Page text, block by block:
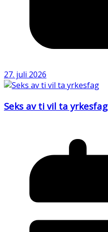
27. juli 2026
Seks av ti vil ta yrkesfag